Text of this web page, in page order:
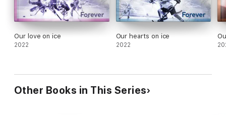
Our love on ice
2022
Our hearts on ice
2022
Other Books in This Series